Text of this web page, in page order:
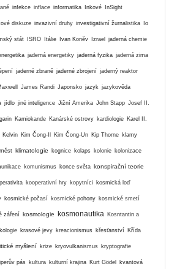
infekce inflace informatika Inkové InSight
diskuze invazivní druhy investigativní žurnalistika Io
stát ISRO Itálie Ivan Koněv Izrael jaderná chemie
jaderná energetiky jaderná fyzika jaderná zima
jaderné zbraně jaderné zbrojení jaderný reaktor
James Randi Japonsko jazyk jazykověda
jídlo jiné inteligence Jižní Amerika John Stapp Josef II.
Kamiokande Kanárské ostrovy kardiologie Karel II.
Kelvin Kim Čong-Il Kim Čong-Un Kip Thorne klamy
klimatologie kognice kolaps kolonie kolonizace
komunismus konce světa konspirační teorie
kooperativní hry kopytníci kosmická loď
kosmické počasí kosmické pohony kosmické smetí
záření kosmologie kosmonautika Kosntantin a
krasové jevy kreacionismus křesťanství Křída
myšlení krize kryovulkanismus kryptografie
pás kultura kulturní krajina Kurt Gödel kvantová